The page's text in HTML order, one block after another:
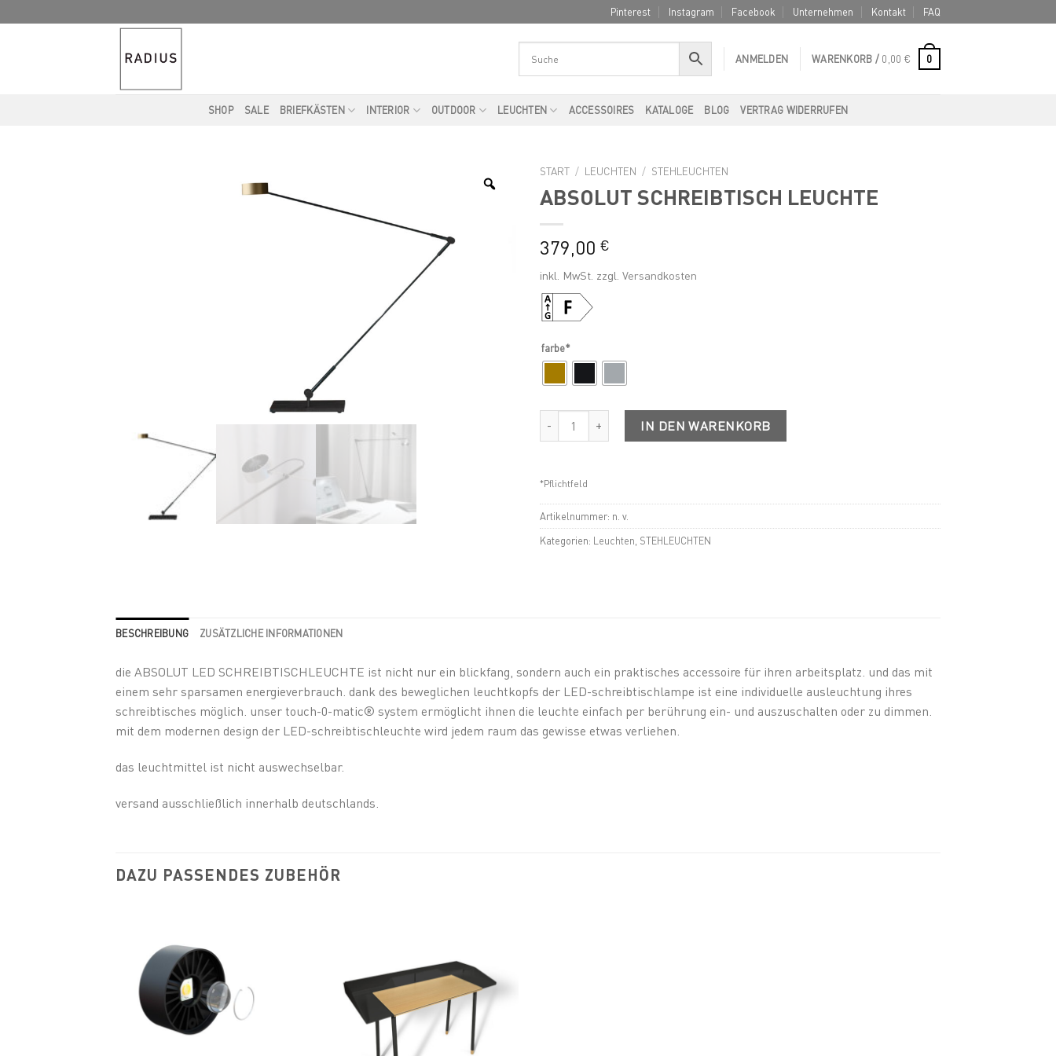
to
Pinterest Instagram Facebook Unternehmen Kontakt FAQ
ANMELDEN WARENKORB / 0,00 € 0
SHOP SALE BRIEFKÄSTEN INTERIOR OUTDOOR LEUCHTEN ACCESSOIRES KATALOGE BLOG VERTRAG WIDERRUFEN
START / LEUCHTEN / STEHLEUCHTEN
ABSOLUT SCHREIBTISCH LEUCHTE
379,00 €
inkl. MwSt. zzgl. Versandkosten
farbe*
IN DEN WARENKORB
*Pflichtfeld
Artikelnummer: n. v.
Kategorien: Leuchten, STEHLEUCHTEN
BESCHREIBUNG ZUSÄTZLICHE INFORMATIONEN
die ABSOLUT LED SCHREIBTISCHLEUCHTE ist nicht nur ein blickfang, sondern auch ein praktisches accessoire für ihren arbeitsplatz. und das mit
einem sehr sparsamen energieverbrauch. dank des beweglichen leuchtkopfs der LED-schreibtischlampe ist eine individuelle ausleuchtung ihres
schreibtisches möglich. unser touch-0-matic® system ermöglicht ihnen die leuchte einfach per berührung ein- und auszuschalten oder zu dimmen.
mit dem modernen design der LED-schreibtischleuchte wird jedem raum das gewisse etwas verliehen.
das leuchtmittel ist nicht auswechselbar.
versand ausschließlich innerhalb deutschlands.
DAZU PASSENDES ZUBEHÖR
Add to
wishlist